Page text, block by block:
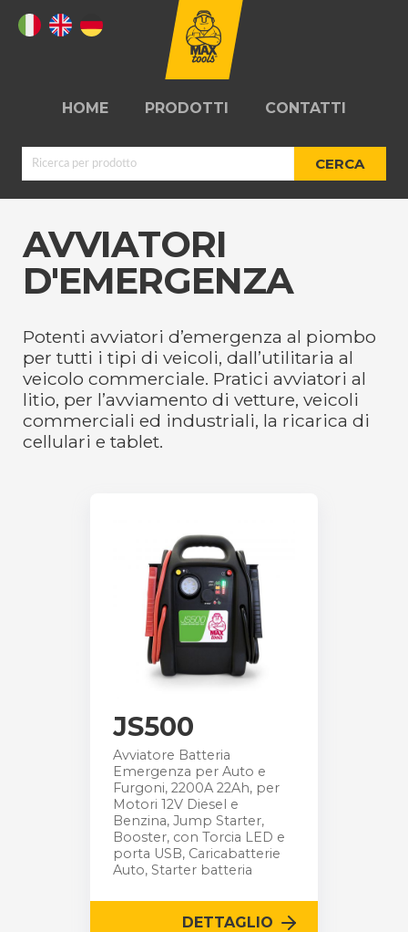
HOME PRODOTTI CONTATTI
CERCA
AVVIATORI
KIT RIPARAZIONE
ARROTOLATORI OFFICINE
AVVIATORI
D'EMERGENZA
Potenti avviatori d’emergenza al piombo
per tutti i tipi di veicoli, dall’utilitaria al
veicolo commerciale. Pratici avviatori al
litio, per l’avviamento di vetture, veicoli
commerciali ed industriali, la ricarica di
cellulari e tablet.
JS500
Avviatore Batteria
Emergenza per Auto e
Furgoni, 2200A 22Ah, per
Motori 12V Diesel e
Benzina, Jump Starter,
Booster, con Torcia LED e
porta USB, Caricabatterie
Auto, Starter batteria
DETTAGLIO